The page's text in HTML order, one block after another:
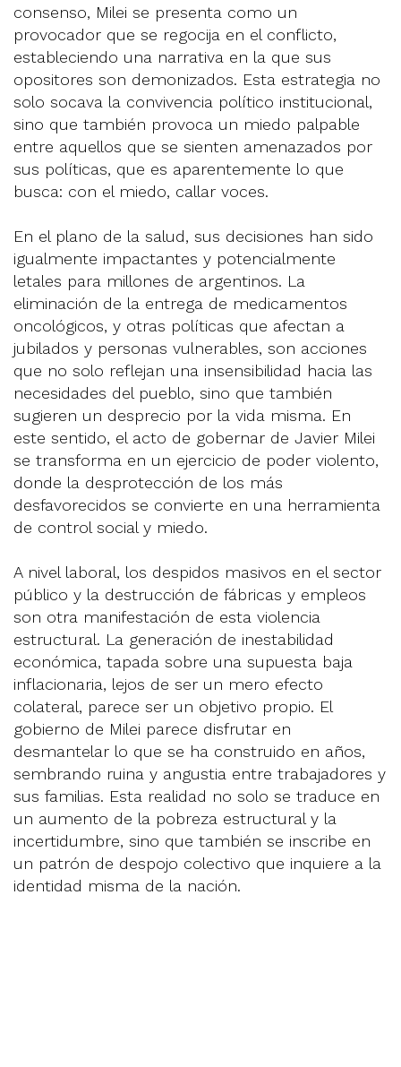
consenso, Milei se presenta como un
provocador que se regocija en el conflicto,
estableciendo una narrativa en la que sus
opositores son demonizados. Esta estrategia no
solo socava la convivencia político institucional,
sino que también provoca un miedo palpable
entre aquellos que se sienten amenazados por
sus políticas, que es aparentemente lo que
busca: con el miedo, callar voces.
En el plano de la salud, sus decisiones han sido
igualmente impactantes y potencialmente
letales para millones de argentinos. La
eliminación de la entrega de medicamentos
oncológicos, y otras políticas que afectan a
jubilados y personas vulnerables, son acciones
que no solo reflejan una insensibilidad hacia las
necesidades del pueblo, sino que también
sugieren un desprecio por la vida misma. En
este sentido, el acto de gobernar de Javier Milei
se transforma en un ejercicio de poder violento,
donde la desprotección de los más
desfavorecidos se convierte en una herramienta
de control social y miedo.
A nivel laboral, los despidos masivos en el sector
público y la destrucción de fábricas y empleos
son otra manifestación de esta violencia
estructural. La generación de inestabilidad
económica, tapada sobre una supuesta baja
inflacionaria, lejos de ser un mero efecto
colateral, parece ser un objetivo propio. El
gobierno de Milei parece disfrutar en
desmantelar lo que se ha construido en años,
sembrando ruina y angustia entre trabajadores y
sus familias. Esta realidad no solo se traduce en
un aumento de la pobreza estructural y la
incertidumbre, sino que también se inscribe en
un patrón de despojo colectivo que inquiere a la
identidad misma de la nación.